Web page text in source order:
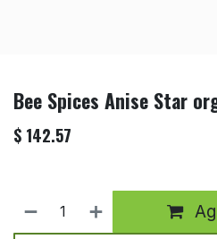
Bee Spices Anise Star
$ 142.57